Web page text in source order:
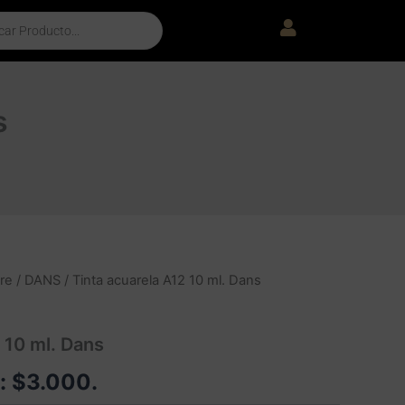
/ DANS / Tinta acuarela A12 10 ml. Dans
ml. Dans
$3.000.